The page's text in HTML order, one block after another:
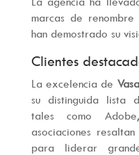
marcas de renombre
han demostrado su
Clientes
La excelencia de
su distinguida lista
tales como
asociaciones
para liderar